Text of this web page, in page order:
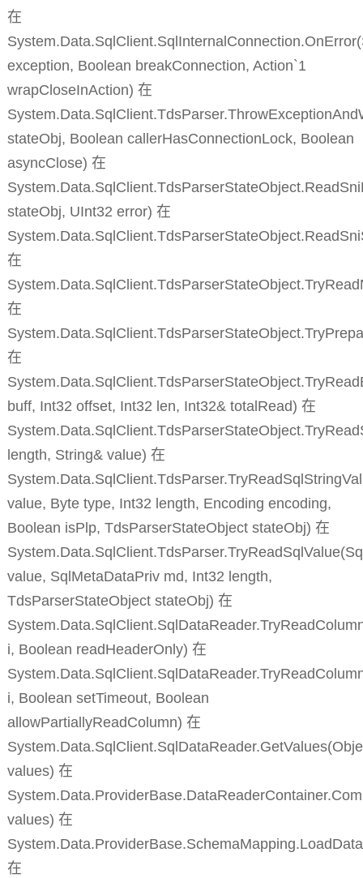
在
exception, Boolean breakConnection, Action`1
wrapCloseInAction) 在
stateObj, Boolean callerHasConnectionLock, Boolean
asyncClose) 在
stateObj, UInt32 error) 在
在
在
在
buff, Int32 offset, Int32 len, Int32& totalRead) 在
length, String& value) 在
value, Byte type, Int32 length, Encoding encoding,
Boolean isPlp, TdsParserStateObject stateObj) 在
value, SqlMetaDataPriv md, Int32 length,
TdsParserStateObject stateObj) 在
i, Boolean readHeaderOnly) 在
i, Boolean setTimeout, Boolean
allowPartiallyReadColumn) 在
values) 在
values) 在
在